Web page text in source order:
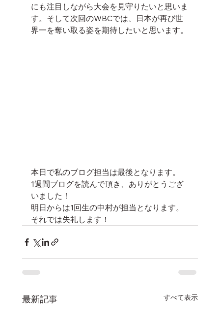
にも注目しながら大会を見守りたいと思いま
す。そして次回のWBCでは、日本が再び世
界一を奪い取る姿を期待したいと思います。
本日で私のブログ担当は最後となります。
1週間ブログを読んで頂き、ありがとうござ
いました！
明日からは1回生の中村が担当となります。
それでは失礼します！
最新記事 すべて表示